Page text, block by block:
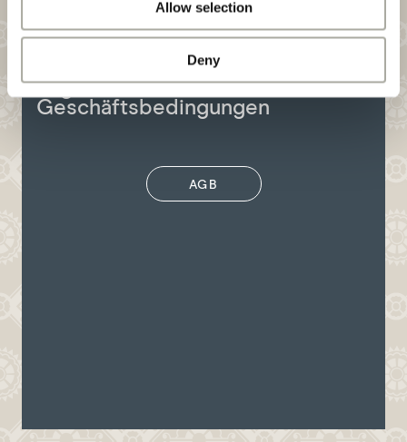
Allow selection
Deny
Allgemeine
Geschäftsbedingungen
AGB